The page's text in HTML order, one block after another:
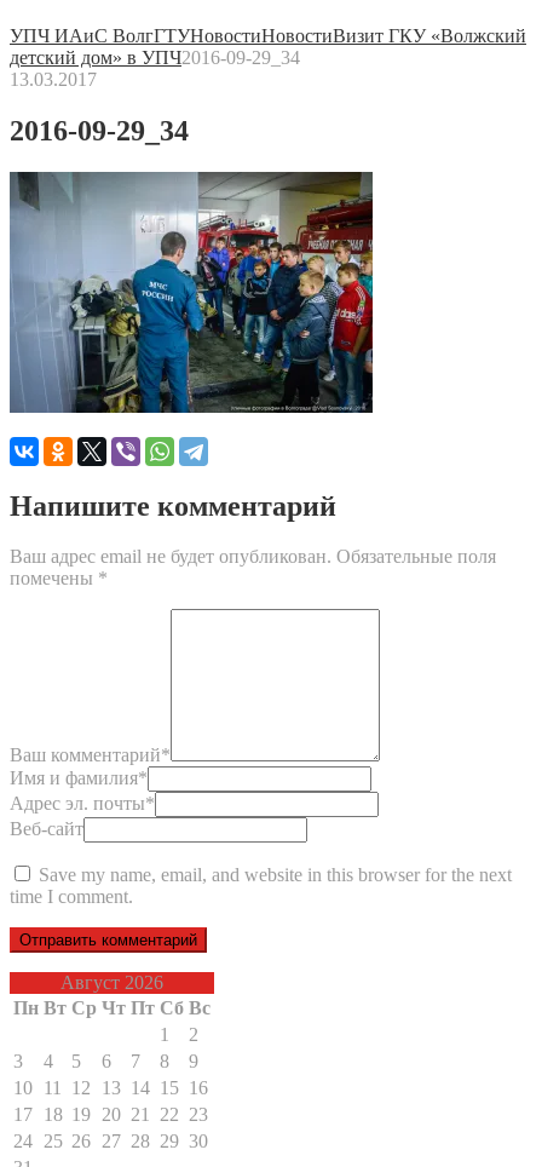
УПЧ ИАиС ВолгГТУНовостиНовостиВизит ГКУ «Волжский
детский дом» в УПЧ2016-09-29_34
13.03.2017
2016-09-29_34
Напишите комментарий
Ваш адрес email не будет опубликован. Обязательные поля
помечены *
Ваш комментарий*
Имя и фамилия*
Адрес эл. почты*
Веб-сайт
Save my name, email, and website in this browser for the next
time I comment.
Август 2026
Пн Вт Ср Чт Пт Сб Вс
1
2
3
4 5 6 7 8
9
10 11 12 13 14 15 16
17 18 19 20 21 22 23
24 25 26 27 28 29 30